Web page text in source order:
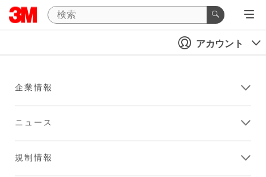
アカウント
企業情報
ニュース
規制情報